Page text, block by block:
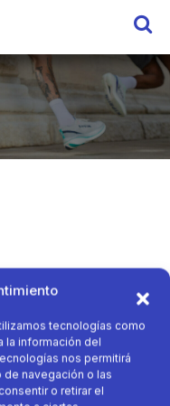
tecnologías como
la información del
nos permitirá
navegación o las
o retirar el